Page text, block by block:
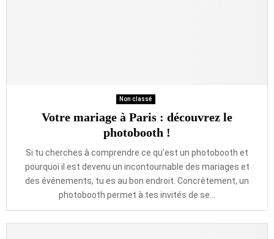
Non classé
Votre mariage à Paris : découvrez le
photobooth !
Si tu cherches à comprendre ce qu’est un photobooth et
pourquoi il est devenu un incontournable des mariages et
des événements, tu es au bon endroit. Concrètement, un
photobooth permet à tes invités de se...